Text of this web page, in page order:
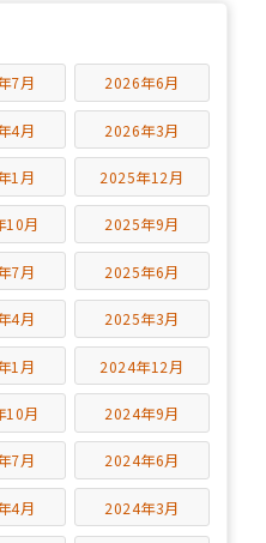
7月 2026年6月
4月 2026年3月
1月 2025年12月
10月 2025年9月
7月 2025年6月
4月 2025年3月
1月 2024年12月
10月 2024年9月
7月 2024年6月
4月 2024年3月